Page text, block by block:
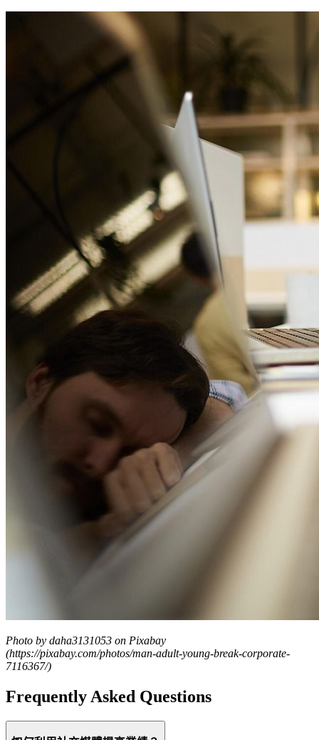
Photo by daha3131053 on Pixabay
(https://pixabay.com/photos/man-adult-young-break-corporate-
7116367/)
Frequently Asked Questions